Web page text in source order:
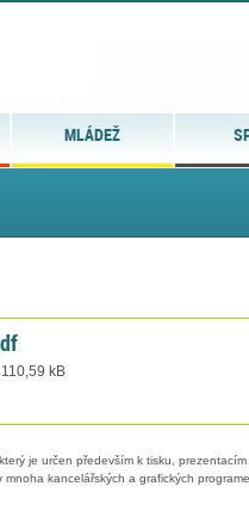
MLÁDEŽ
kB
je určen především k tisku,
mnoha kancelářských a grafických